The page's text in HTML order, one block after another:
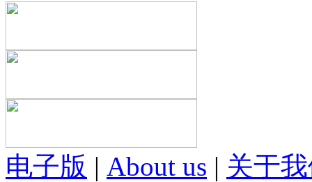
电子版 | About us | 关于